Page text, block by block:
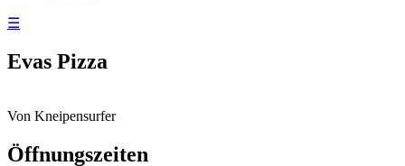
☰
Evas Pizza
Von Kneipensurfer
Öffnungszeiten